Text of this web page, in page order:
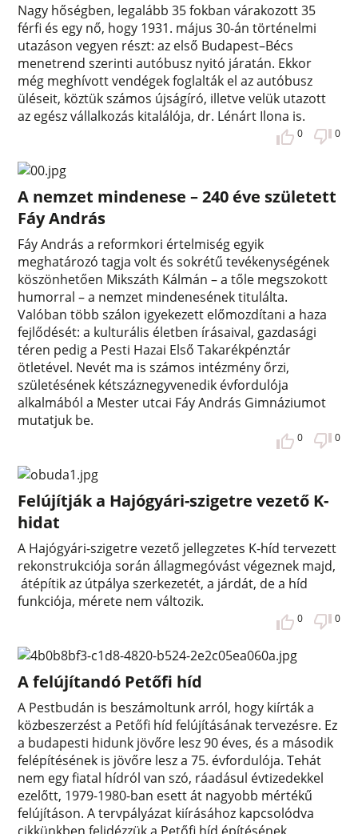
Nagy hőségben, legalább 35 fokban várakozott 35
férfi és egy nő, hogy 1931. május 30-án történelmi
utazáson vegyen részt: az első Budapest–Bécs
menetrend szerinti autóbusz nyitó járatán. Ekkor
még meghívott vendégek foglalták el az autóbusz
üléseit, köztük számos újságíró, illetve velük utazott
az egész vállalkozás kitalálója, dr. Lénárt Ilona is.
0 0
A nemzet mindenese – 240 éve született
Fáy András
Fáy András a reformkori értelmiség egyik
meghatározó tagja volt és sokrétű tevékenységének
köszönhetően Mikszáth Kálmán – a tőle megszokott
humorral – a nemzet mindenesének titulálta.
Valóban több szálon igyekezett előmozdítani a haza
fejlődését: a kulturális életben írásaival, gazdasági
téren pedig a Pesti Hazai Első Takarékpénztár
ötletével. Nevét ma is számos intézmény őrzi,
születésének kétszáznegyvenedik évfordulója
alkalmából a Mester utcai Fáy András Gimnáziumot
mutatjuk be.
0 0
Felújítják a Hajógyári-szigetre vezető K-
hidat
A Hajógyári-szigetre vezető jellegzetes K-híd tervezett
rekonstrukciója során állagmegóvást végeznek majd,
átépítik az útpálya szerkezetét, a járdát, de a híd
funkciója, mérete nem változik.
0 0
A felújítandó Petőfi híd
A Pestbudán is beszámoltunk arról, hogy kiírták a
közbeszerzést a Petőfi híd felújításának tervezésre. Ez
a budapesti hidunk jövőre lesz 90 éves, és a második
felépítésének is jövőre lesz a 75. évfordulója. Tehát
nem egy fiatal hídról van szó, ráadásul évtizedekkel
ezelőtt, 1979-1980-ban esett át nagyobb mértékű
felújításon. A tervpályázat kiírásához kapcsolódva